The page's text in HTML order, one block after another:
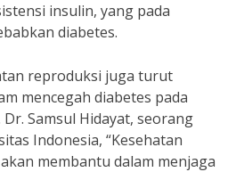
insulin, yang pada
diabetes.
reproduksi juga turut
mencegah diabetes pada
Samsul Hidayat, seorang
Indonesia, “Kesehatan
membantu dalam menjaga